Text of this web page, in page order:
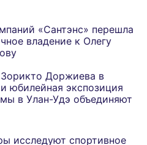
«Сантэнс» перешла
владение к Олегу
Доржиева в
юбилейная экспозиция
в Улан-Удэ объединяют
исследуют спортивное